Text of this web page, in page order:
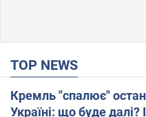
TOP NEWS
Кремль "спалює"
Україні: що буде